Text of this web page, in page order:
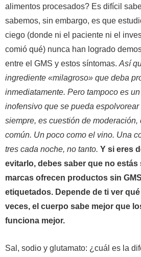
alimentos procesados? Es difícil
sabemos, sin embargo, es que
ciego (donde ni el paciente ni el
comió qué) nunca han logrado
entre el GMS y estos síntomas. Así
ingrediente «milagroso» que deba
inmediatamente. Pero tampoco es
inofensivo que se pueda
siempre, es cuestión de moderación,
común. Un poco como el vino. Una
tres cada noche, no tanto. Y si eres
evitarlo, debes saber que no estás
marcas ofrecen productos sin
etiquetados. Depende de ti ver
veces, el cuerpo sabe mejor que
funciona mejor.
Sal, sodio y glutamato: ¿cuál es la